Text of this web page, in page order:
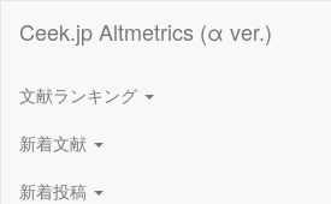
Ceek.jp Altmetrics (α ver.)
文献ランキング
新着文献
新着投稿